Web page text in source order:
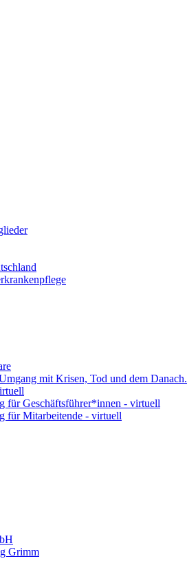
mit Krisen, Tod und dem Danach.
für Geschäftsführer*innen - virtuell
für Mitarbeitende - virtuell
Grimm